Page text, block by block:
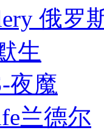
俄罗
生
夜魔
兰德尔